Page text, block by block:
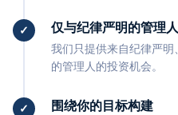
仅与纪律严明的管理
我们只提供来自纪律严
的管理人的投资机会。
围绕你的目标构建